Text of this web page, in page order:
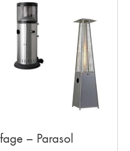
– Parasol